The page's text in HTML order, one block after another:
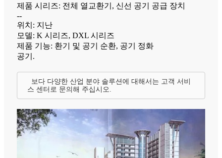
제품 시리즈: 전체 열교환기, 신선 공기 공급 장치
--
위치: 지난
모델: K 시리즈, DXL 시리즈
제품 기능: 환기 및 공기 순환, 공기 정화
공기.
보다 다양한 산업 분야 솔루션에 대해서는 고객 서비
스 센터로 문의해 주십시오.